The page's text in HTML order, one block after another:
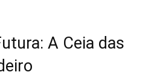
A Ceia das